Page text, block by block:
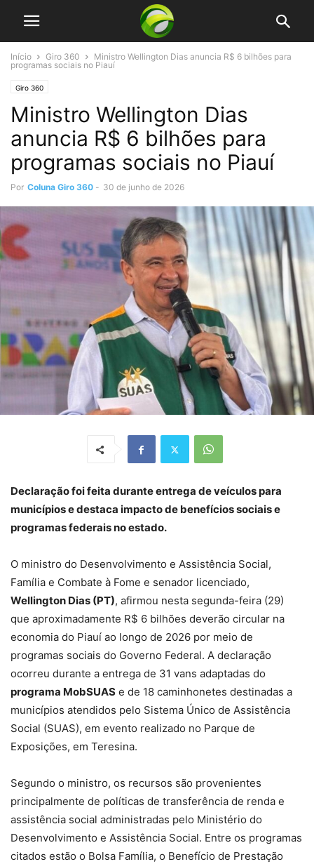
Início Giro 360
Ministro Wellington Dias anuncia R$ 6 bilhões para
programas sociais no Piauí
Giro 360
Ministro Wellington Dias
anuncia R$ 6 bilhões para
programas sociais no Piauí
Por Coluna Giro 360 - 30 de junho de 2026
Declaração foi feita durante entrega de veículos para
municípios e destaca impacto de benefícios sociais e
programas federais no estado.
O ministro do Desenvolvimento e Assistência Social,
Família e Combate à Fome e senador licenciado,
Wellington Dias (PT), afirmou nesta segunda-feira (29)
que aproximadamente R$ 6 bilhões deverão circular na
economia do Piauí ao longo de 2026 por meio de
programas sociais do Governo Federal. A declaração
ocorreu durante a entrega de 31 vans adaptadas do
programa MobSUAS e de 18 caminhonetes destinadas a
municípios atendidos pelo Sistema Único de Assistência
Social (SUAS), em evento realizado no Parque de
Exposições, em Teresina.
Segundo o ministro, os recursos são provenientes
principalmente de políticas de transferência de renda e
assistência social administradas pelo Ministério do
Desenvolvimento e Assistência Social. Entre os programas
citados estão o Bolsa Família, o Benefício de Prestação